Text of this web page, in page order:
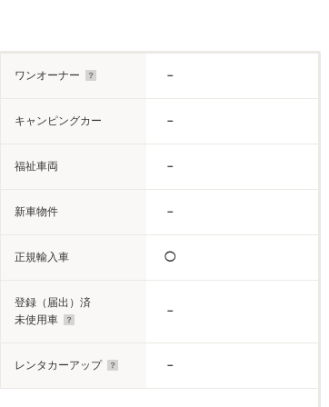
ワンオーナー －
キャンピングカー －
福祉車両 －
新車物件 －
正規輸入車 ◯
登録（届出）済
未使用車
－
レンタカーアップ －